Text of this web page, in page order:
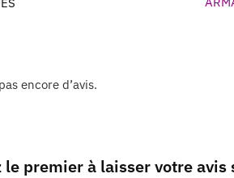
encore d’avis.
le premier à laisser votre avis